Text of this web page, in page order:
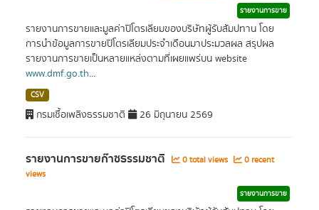
รายงานการขาย
รายงานการขายและมูลค่าปิโตรเลียมของบริษัทผู้รับสัมปทาน โดย
การนำข้อมูลการขายปิโตรเลียมประจำเดือนมาประมวลผล สรุปผล
รายงานการขายเป็นหลายแหล่งตามที่เผยแพร่บน website
www.dmf.go.th...
CSV
กรมเชื้อเพลิงธรรมชาติ 26 มิถุนายน 2569
รายงานการขายก๊าซธรรมชาติ 0 total views
0 recent
views
รายงานการขาย